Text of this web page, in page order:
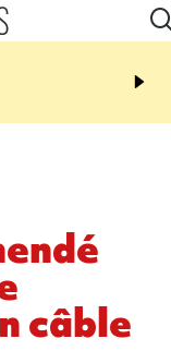
massif de migrants, la
câble